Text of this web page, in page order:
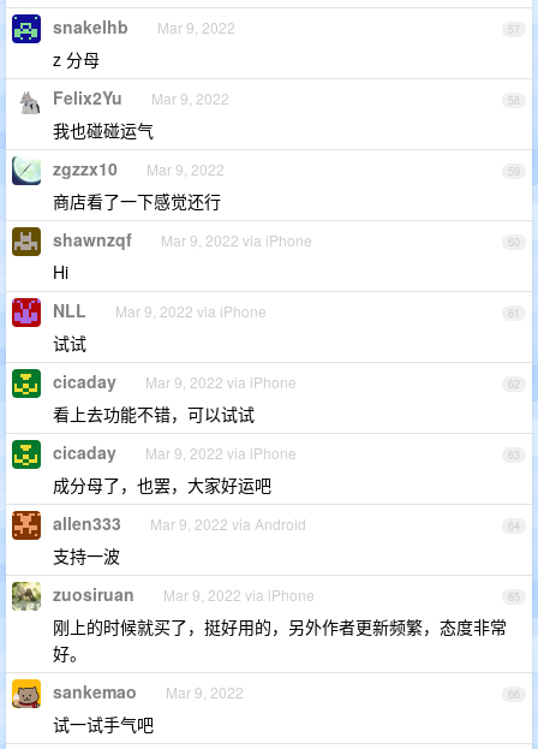
57
snakelhb Mar 9, 2022
z 分母
58
Felix2Yu Mar 9, 2022
我也碰碰运气
59
zgzzx10 Mar 9, 2022
商店看了一下感觉还行
60
shawnzqf Mar 9, 2022 via iPhone
Hi
61
NLL Mar 9, 2022 via iPhone
试试
62
cicaday Mar 9, 2022 via iPhone
看上去功能不错，可以试试
63
cicaday Mar 9, 2022 via iPhone
成分母了，也罢，大家好运吧
64
allen333 Mar 9, 2022 via Android
支持一波
65
zuosiruan Mar 9, 2022 via iPhone
刚上的时候就买了，挺好用的，另外作者更新频繁，态度非常
好。
66
sankemao Mar 9, 2022
试一试手气吧